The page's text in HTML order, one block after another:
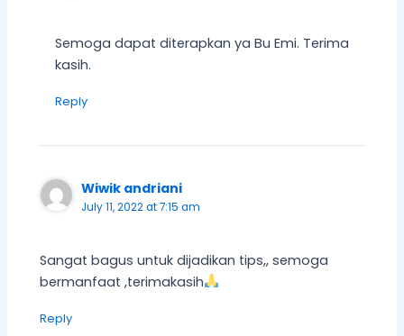
Semoga dapat diterapkan ya Bu Emi. Terima
kasih.
Reply
Wiwik andriani
July 11, 2022 at 7:15 am
Sangat bagus untuk dijadikan tips,, semoga
bermanfaat ,terimakasih
Reply